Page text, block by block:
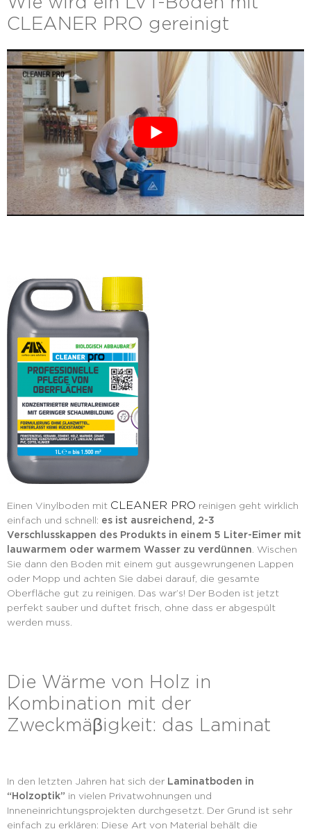
CLEANER PRO gereinigt
Einen Vinylboden mit CLEANER PRO reinigen geht wirklich
einfach und schnell: es ist ausreichend, 2-3
Verschlusskappen des Produkts in einem 5 Liter-Eimer mit
lauwarmem oder warmem Wasser zu verdünnen. Wischen
Sie dann den Boden mit einem gut ausgewrungenen Lappen
oder Mopp und achten Sie dabei darauf, die gesamte
Oberfläche gut zu reinigen. Das war’s! Der Boden ist jetzt
perfekt sauber und duftet frisch, ohne dass er abgespült
werden muss.
Die Wärme von Holz in
Kombination mit der
Zweckmäβigkeit: das Laminat
In den letzten Jahren hat sich der Laminatboden in
“Holzoptik” in vielen Privatwohnungen und
Inneneinrichtungsprojekten durchgesetzt. Der Grund ist sehr
einfach zu erklären: Diese Art von Material behält die